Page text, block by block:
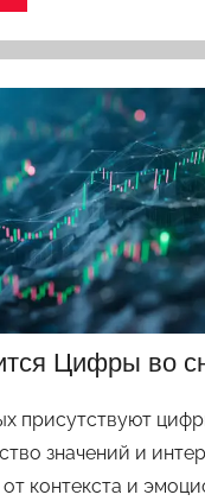
Цифры во
присутствуют
значений и
контекста и